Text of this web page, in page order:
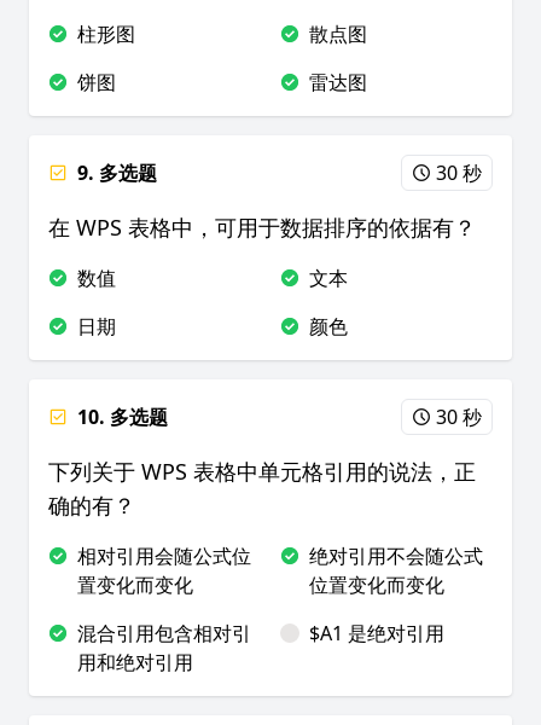
柱形图
散点图
饼图
雷达图
9. 多选题 30 秒
在 WPS 表格中，可用于数据排序的依据有？
数值
文本
日期
颜色
10. 多选题 30 秒
下列关于 WPS 表格中单元格引用的说法，正
确的有？
相对引用会随公式位
置变化而变化
绝对引用不会随公式
位置变化而变化
混合引用包含相对引
用和绝对引用
$A1 是绝对引用